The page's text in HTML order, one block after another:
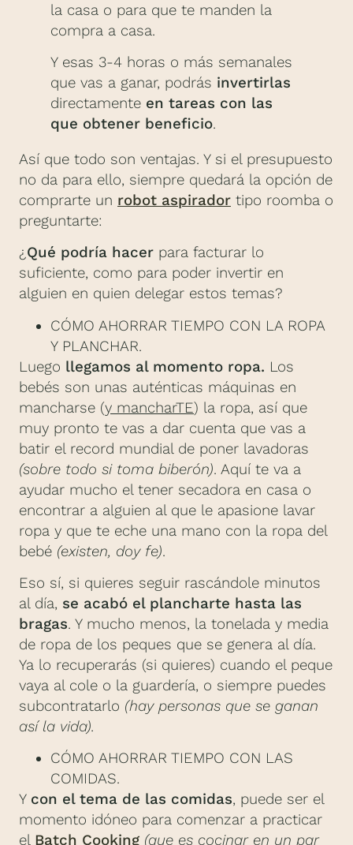
la casa o para que te manden la
compra a casa.
Y esas 3-4 horas o más semanales
que vas a ganar, podrás invertirlas
directamente en tareas con las
que obtener beneficio.
Así que todo son ventajas. Y si el presupuesto
no da para ello, siempre quedará la opción de
comprarte un robot aspirador tipo roomba o
preguntarte:
¿Qué podría hacer para facturar lo
suficiente, como para poder invertir en
alguien en quien delegar estos temas?
CÓMO AHORRAR TIEMPO CON LA ROPA
Y PLANCHAR.
Luego llegamos al momento ropa. Los
bebés son unas auténticas máquinas en
mancharse (y mancharTE) la ropa, así que
muy pronto te vas a dar cuenta que vas a
batir el record mundial de poner lavadoras
(sobre todo si toma biberón). Aquí te va a
ayudar mucho el tener secadora en casa o
encontrar a alguien al que le apasione lavar
ropa y que te eche una mano con la ropa del
bebé (existen, doy fe).
Eso sí, si quieres seguir rascándole minutos
al día, se acabó el plancharte hasta las
bragas. Y mucho menos, la tonelada y media
de ropa de los peques que se genera al día.
Ya lo recuperarás (si quieres) cuando el peque
vaya al cole o la guardería, o siempre puedes
subcontratarlo (hay personas que se ganan
así la vida).
CÓMO AHORRAR TIEMPO CON LAS
COMIDAS.
Y con el tema de las comidas, puede ser el
momento idóneo para comenzar a practicar
el Batch Cooking (que es cocinar en un par